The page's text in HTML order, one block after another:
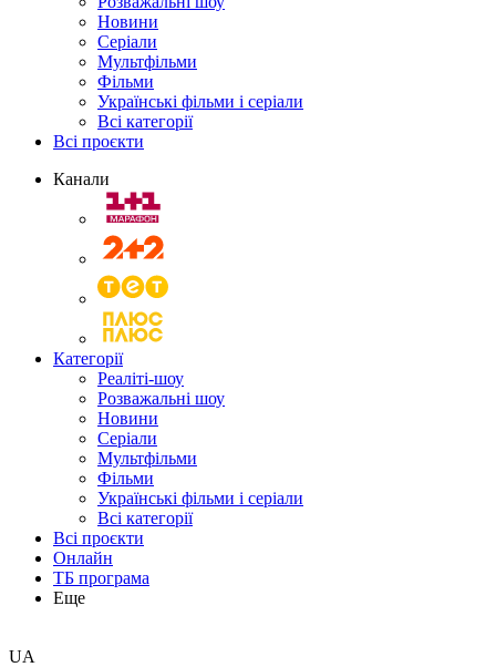
Новини
Серіали
Мультфільми
Фільми
Українські фільми і серіали
Всі категорії
Всі проєкти
Канали
Категорії
Реаліті-шоу
Розважальні шоу
Новини
Серіали
Мультфільми
Фільми
Українські фільми і серіали
Всі категорії
Всі проєкти
Онлайн
ТБ програма
Еще
UA